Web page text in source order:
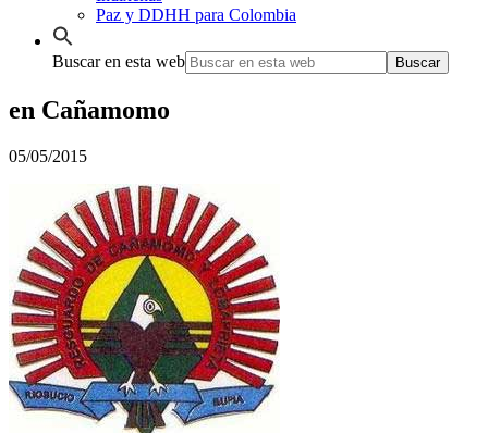
Paz y DDHH para Colombia
Buscar en esta web
en Cañamomo
05/05/2015